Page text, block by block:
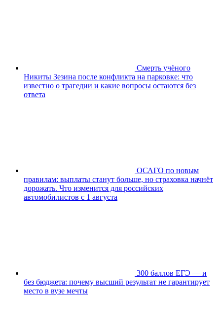
Смерть учёного
Никиты Зезина после конфликта на парковке: что
известно о трагедии и какие вопросы остаются без
ответа
ОСАГО по новым
правилам: выплаты станут больше, но страховка начнёт
дорожать. Что изменится для российских
автомобилистов с 1 августа
300 баллов ЕГЭ — и
без бюджета: почему высший результат не гарантирует
место в вузе мечты